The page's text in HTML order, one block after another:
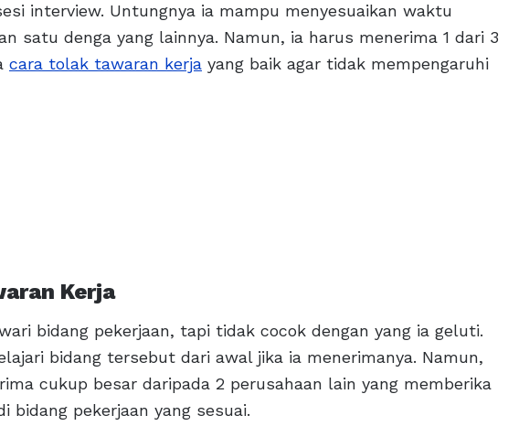
interview. Untungnya ia mampu menyesuaikan waktu
satu denga yang lainnya. Namun, ia harus menerima 1 dari 3
cara tolak tawaran kerja yang baik agar tidak mempengaruhi
Kerja
bidang pekerjaan, tapi tidak cocok dengan yang ia geluti.
bidang tersebut dari awal jika ia menerimanya. Namun,
cukup besar daripada 2 perusahaan lain yang memberika
bidang pekerjaan yang sesuai.